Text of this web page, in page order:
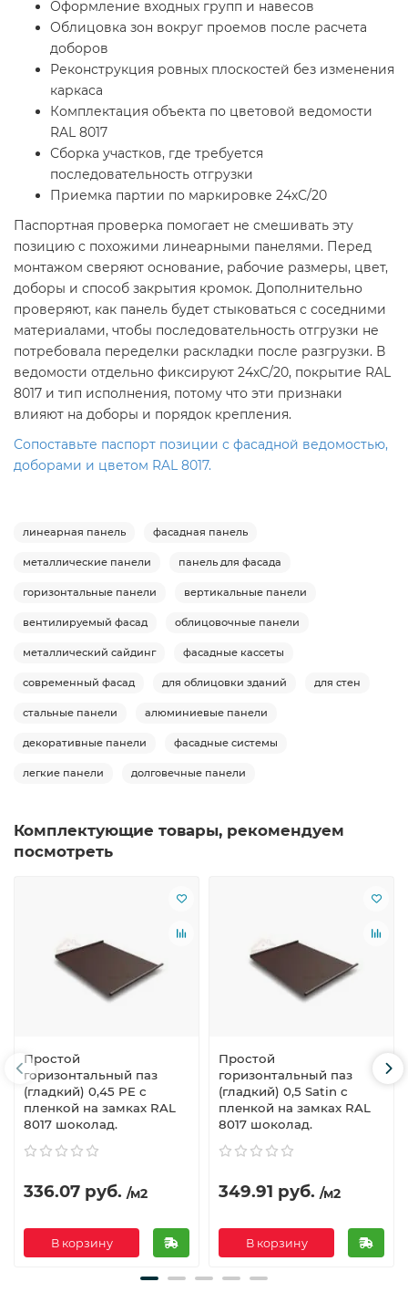
Оформление входных групп и навесов
Облицовка зон вокруг проемов после расчета
доборов
Реконструкция ровных плоскостей без изменения
каркаса
Комплектация объекта по цветовой ведомости
RAL 8017
Сборка участков, где требуется
последовательность отгрузки
Приемка партии по маркировке 24хС/20
Паспортная проверка помогает не смешивать эту
позицию с похожими линеарными панелями. Перед
монтажом сверяют основание, рабочие размеры, цвет,
доборы и способ закрытия кромок. Дополнительно
проверяют, как панель будет стыковаться с соседними
материалами, чтобы последовательность отгрузки не
потребовала переделки раскладки после разгрузки. В
ведомости отдельно фиксируют 24хС/20, покрытие RAL
8017 и тип исполнения, потому что эти признаки
влияют на доборы и порядок крепления.
Сопоставьте паспорт позиции с фасадной ведомостью,
доборами и цветом RAL 8017.
линеарная панель фасадная панель
металлические панели панель для фасада
горизонтальные панели вертикальные панели
вентилируемый фасад облицовочные панели
металлический сайдинг фасадные кассеты
современный фасад для облицовки зданий для стен
стальные панели алюминиевые панели
декоративные панели фасадные системы
легкие панели долговечные панели
Комплектующие товары, рекомендуем
посмотреть
Простой
горизонтальный паз
(гладкий) 0,45 PE с
пленкой на замках RAL
8017 шоколад.
336.07 руб. /м2
В корзину
Простой
горизонтальный паз
(гладкий) 0,5 Satin с
пленкой на замках RAL
8017 шоколад.
349.91 руб. /м2
В корзину